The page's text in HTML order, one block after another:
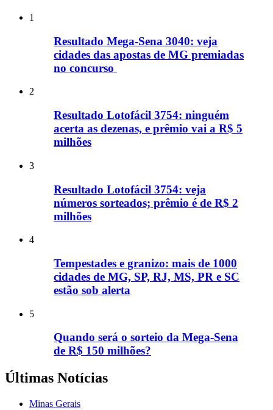
1
Resultado Mega-Sena 3040: veja
cidades das apostas de MG premiadas
no concurso
2
Resultado Lotofácil 3754: ninguém
acerta as dezenas, e prêmio vai a R$ 5
milhões
3
Resultado Lotofácil 3754: veja
números sorteados; prêmio é de R$ 2
milhões
4
Tempestades e granizo: mais de 1000
cidades de MG, SP, RJ, MS, PR e SC
estão sob alerta
5
Quando será o sorteio da Mega-Sena
de R$ 150 milhões?
Últimas Notícias
Minas Gerais